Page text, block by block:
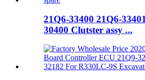
21Q6-33400 21Q6-
30400 Clutster assy ...